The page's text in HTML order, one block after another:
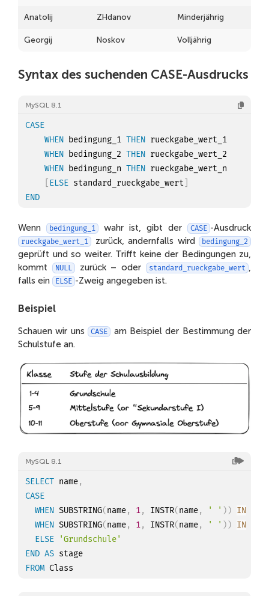
Anatolij ZHdanov Minderjährig
Georgij Noskov Volljährig
Angelina
Ekaterina
Lapina Volljährig
Leonid Ignatov Minderjährig
Snezhana
Semyon Biryukov Volljährig
Georgij Baranov Volljährig
YUliya Vishnyakova Volljährig
Leonid
Vladislav Cvetkov Volljährig
Lyubov Borisova Volljährig
Anfisa Kalashnikova Volljährig
Anna Osipova Volljährig
Syntax des suchenden CASE-Ausdrucks
MySQL 8.1
CASE
WHEN bedingung_1 THEN rueckgabe_wert_1
WHEN bedingung_2 THEN rueckgabe_wert_2
WHEN bedingung_n THEN rueckgabe_wert_n
ELSE standard_rueckgabe_wert
END
Wenn bedingung_1 wahr ist, gibt der CASE -Ausdruck
rueckgabe_wert_1 zurück, andernfalls wird bedingung_2
geprüft und so weiter. Trifft keine der Bedingungen zu,
kommt
NULL zurück – oder standard_rueckgabe_wert ,
falls ein
ELSE -Zweig angegeben ist.
Beispiel
Schauen wir uns CASE
am Beispiel der Bestimmung der
Schulstufe an.
MySQL 8.1
SELECT name,
CASE
WHEN SUBSTRING(name, 1, INSTR(name, ' ' ) ) IN
WHEN SUBSTRING(name, 1, INSTR(name, ' ' ) ) IN
ELSE
'Grundschule'
END AS
FROM